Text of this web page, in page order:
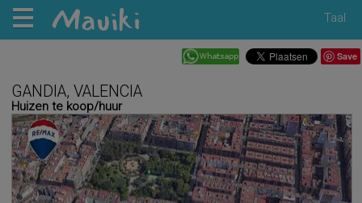
Taal
Save
GANDIA, VALENCIA
Huizen te koop/huur